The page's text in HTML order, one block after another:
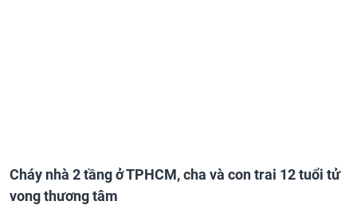
Cháy nhà 2 tầng ở TPHCM, cha và con trai 12 tuổi tử
vong thương tâm